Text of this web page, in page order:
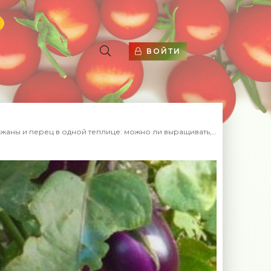
ВОЙТИ
и перец в одной теплице: можно ли выращивать, правила посадки - «Овощи»